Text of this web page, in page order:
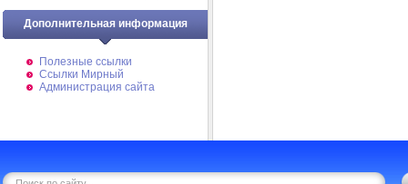
Дополнительная информация
Полезные ссылки
Ссылки Мирный
Администрация сайта